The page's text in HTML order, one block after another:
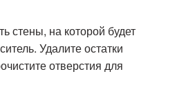
стены, на которой будет
Удалите остатки
отверстия для